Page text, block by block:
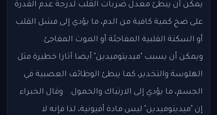
يمكن أن يبطئ معدل ضربات القلب لدرجة عدم القدرة
على ضخ كمية كافية من الدم، ما يؤدي إلى فشل القلب
أو السكتة القلبية المفاجئة أو الموت المفاجئ.
ويمكن أن يسبب "ميديتوميدين" أيضا آثارا خطيرة مثل
الهلوسة والتخدير، كما يبطئ الوظائف العصبية في
الجسم، ما يؤدي إلى الارتباك والخمول. وقال الخبراء
إن "ميديتوميدين" ليس مادة أفيونية، لذا فإنه لا